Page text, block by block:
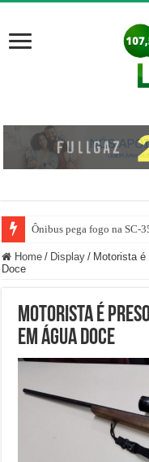
Ônibus pega fogo na SC-
Home / Display / Motorista
Doce
Motorista é
em Água Doce